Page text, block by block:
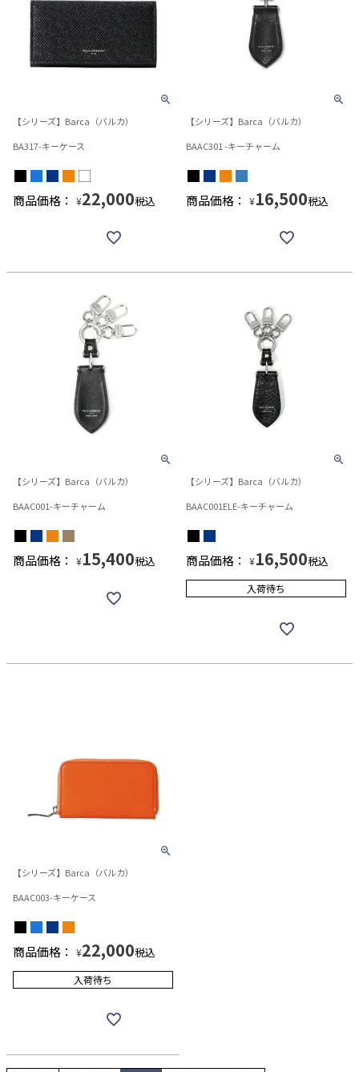
【シリーズ】Barca（バルカ）
BA317-キーケース
商品価格： ¥22,000税込
【シリーズ】Barca（バルカ）
BAAC301 -キーチャーム
商品価格： ¥16,500税込
【シリーズ】Barca（バルカ）
BAAC001-キーチャーム
商品価格： ¥15,400税込
【シリーズ】Barca（バルカ）
BAAC001ELE-キーチャーム
商品価格： ¥16,500税込
入荷待ち
【シリーズ】Barca（バルカ）
BAAC003-キーケース
商品価格： ¥22,000税込
入荷待ち